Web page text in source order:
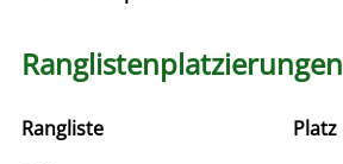
Ranglistenplatzierungen
Rangliste Platz